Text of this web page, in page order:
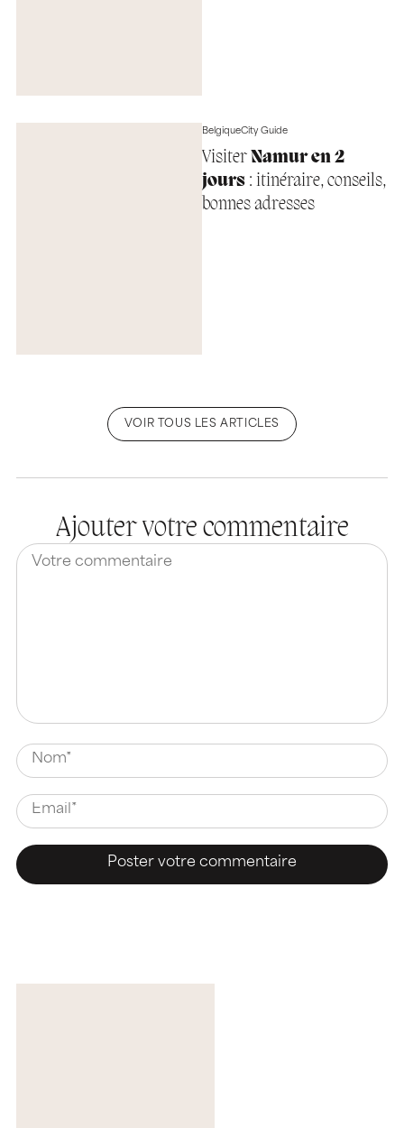
BelgiqueCity Guide
VisiterNamur en 2
jours: itinéraire, conseils,
bonnes adresses
VOIR TOUS LES ARTICLES
Ajouter votre commentaire